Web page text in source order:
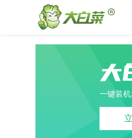
大
一键装